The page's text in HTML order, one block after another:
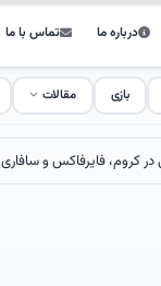
درباره ما تماس با ما
بازی مقالات
کروم، فایرفاکس و سافاری